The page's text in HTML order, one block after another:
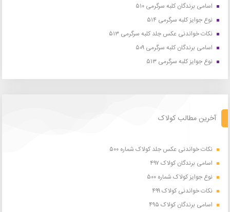
اسامی برندگان کلبه سرگرمی ۵۱۰
نوع جوایز کلبه سرگرمی ۵۱۴
نکات خواندنی عکس جلد کلبه سرگرمی ۵۱۳
اسامی برندگان کلبه سرگرمی ۵۰۹
نوع جوایز کلبه سرگرمی ۵۱۳
آخرین مطالب کولاک
نکات خواندنی عکس جلد کولاک شماره ۵۰۰
اسامی برندگان کولاک ۴۹۷
نوع جوایز کولاک شماره ۵۰۰
نکات خواندنی کولاک ۴۹۹
اسامی برندگان کولاک ۴۹۵